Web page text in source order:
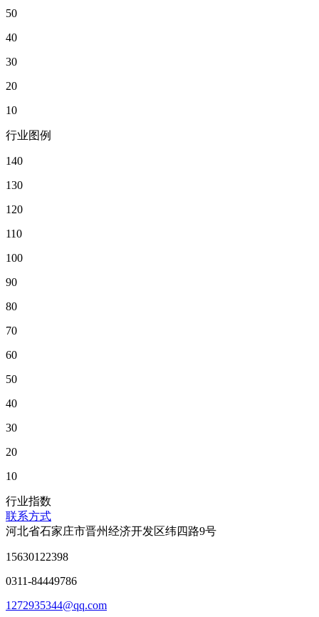
50
40
30
20
10
行业图例
140
130
120
110
100
90
80
70
60
50
40
30
20
10
行业指数
联系方式
河北省石家庄市晋州经济开发区纬四路9号
15630122398
0311-84449786
1272935344@qq.com